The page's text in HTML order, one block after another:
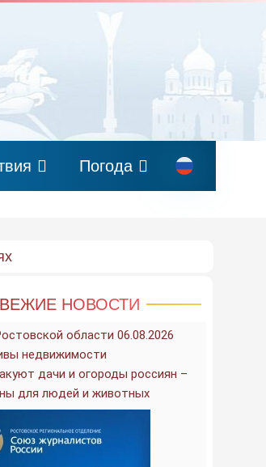
Погода
НОВОСТИ
области 06.08.2026
недвижимости
дачи и огороды россиян –
для людей и животных